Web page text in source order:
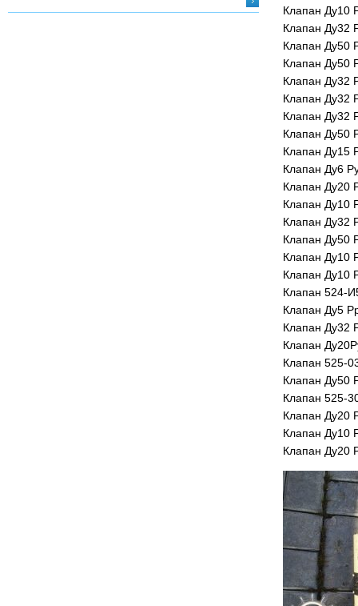
Клапан Ду10
Клапан Ду32
Клапан Ду50
Клапан Ду50
Клапан Ду32
Клапан Ду32
Клапан Ду32
Клапан Ду50
Клапан Ду15
Клапан Ду6
Клапан Ду20
Клапан Ду10
Клапан Ду32
Клапан Ду50
Клапан Ду10
Клапан Ду10
Клапан 524-
Клапан Ду5
Клапан Ду32
Клапан
Клапан 525-
Клапан Ду50
Клапан 525-
Клапан Ду20
Клапан Ду10
Клапан Ду20